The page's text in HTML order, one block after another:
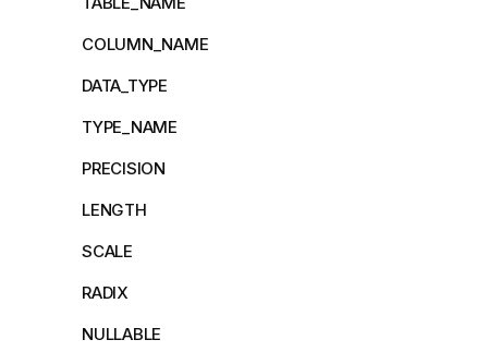
COLUMN_NAME
DATA_TYPE
TYPE_NAME
PRECISION
LENGTH
SCALE
RADIX
NULLABLE